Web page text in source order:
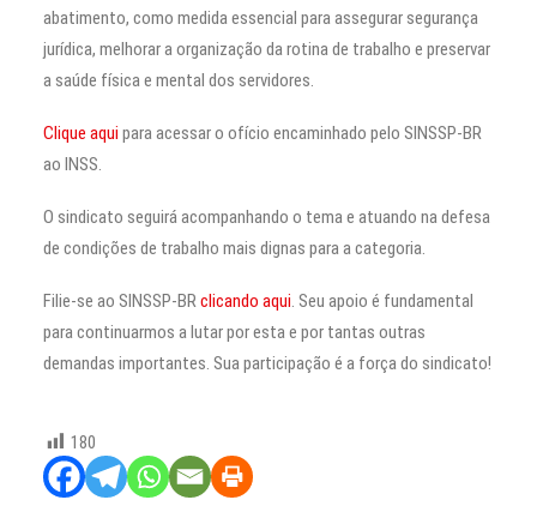
abatimento, como medida essencial para assegurar segurança
jurídica, melhorar a organização da rotina de trabalho e preservar
a saúde física e mental dos servidores.
Clique aqui para acessar o ofício encaminhado pelo SINSSP-BR
ao INSS.
O sindicato seguirá acompanhando o tema e atuando na defesa
de condições de trabalho mais dignas para a categoria.
Filie-se ao SINSSP-BRclicando aqui. Seu apoio é fundamental
para continuarmos a lutar por esta e por tantas outras
demandas importantes. Sua participação é a força do sindicato!
180